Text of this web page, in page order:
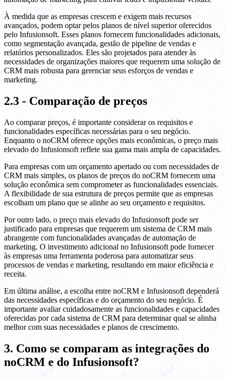
À medida que as empresas crescem e exigem mais recursos
avançados, podem optar pelos planos de nível superior oferecidos
pelo Infusionsoft. Esses planos fornecem funcionalidades adicionais,
como segmentação avançada, gestão de pipeline de vendas e
relatórios personalizados. Eles são projetados para atender às
necessidades de organizações maiores que requerem uma solução de
CRM mais robusta para gerenciar seus esforços de vendas e
marketing.
2.3 - Comparação de preços
Ao comparar preços, é importante considerar os requisitos e
funcionalidades específicas necessárias para o seu negócio.
Enquanto o noCRM oferece opções mais econômicas, o preço mais
elevado do Infusionsoft reflete sua gama mais ampla de capacidades.
Para empresas com um orçamento apertado ou com necessidades de
CRM mais simples, os planos de preços do noCRM fornecem uma
solução econômica sem comprometer as funcionalidades essenciais.
A flexibilidade de sua estrutura de preços permite que as empresas
escolham um plano que se alinhe ao seu orçamento e requisitos.
Por outro lado, o preço mais elevado do Infusionsoft pode ser
justificado para empresas que requerem um sistema de CRM mais
abrangente com funcionalidades avançadas de automação de
marketing. O investimento adicional no Infusionsoft pode fornecer
às empresas uma ferramenta poderosa para automatizar seus
processos de vendas e marketing, resultando em maior eficiência e
receita.
Em última análise, a escolha entre noCRM e Infusionsoft dependerá
das necessidades específicas e do orçamento do seu negócio. É
importante avaliar cuidadosamente as funcionalidades e capacidades
oferecidas por cada sistema de CRM para determinar qual se alinha
melhor com suas necessidades e planos de crescimento.
3. Como se comparam as integrações do
noCRM e do Infusionsoft?